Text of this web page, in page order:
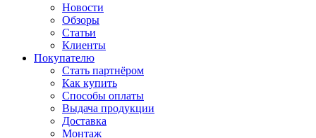
Новости
Обзоры
Статьи
Клиенты
Покупателю
Стать партнёром
Как купить
Способы оплаты
Выдача продукции
Доставка
Монтаж